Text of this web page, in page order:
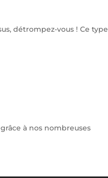
détrompez-vous ! Ce type
à nos nombreuses